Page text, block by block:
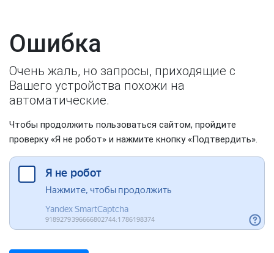
Ошибка
Очень жаль, но запросы, приходящие с
Вашего устройства похожи на
автоматические.
Чтобы продолжить пользоваться сайтом, пройдите
проверку «Я не робот» и нажмите кнопку «Подтвердить».